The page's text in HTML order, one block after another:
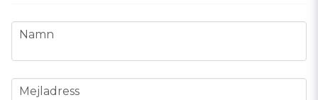
name
Namn
email
Mejladress